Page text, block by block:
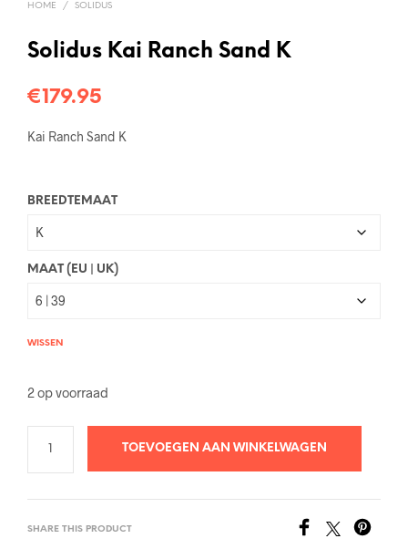
HOME / SOLIDUS
Solidus Kai Ranch Sand K
€179.95
Kai Ranch Sand K
BREEDTEMAAT
MAAT (EU | UK)
WISSEN
2 op voorraad
TOEVOEGEN AAN WINKELWAGEN
SHARE THIS PRODUCT